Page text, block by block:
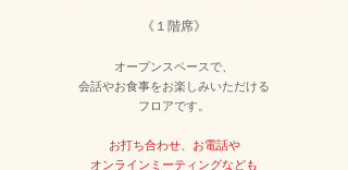
《１階席》
オープンスペースで、
会話やお食事をお楽しみいただける
フロアです。
お打ち合わせ、お電話や
オンラインミーティングなども